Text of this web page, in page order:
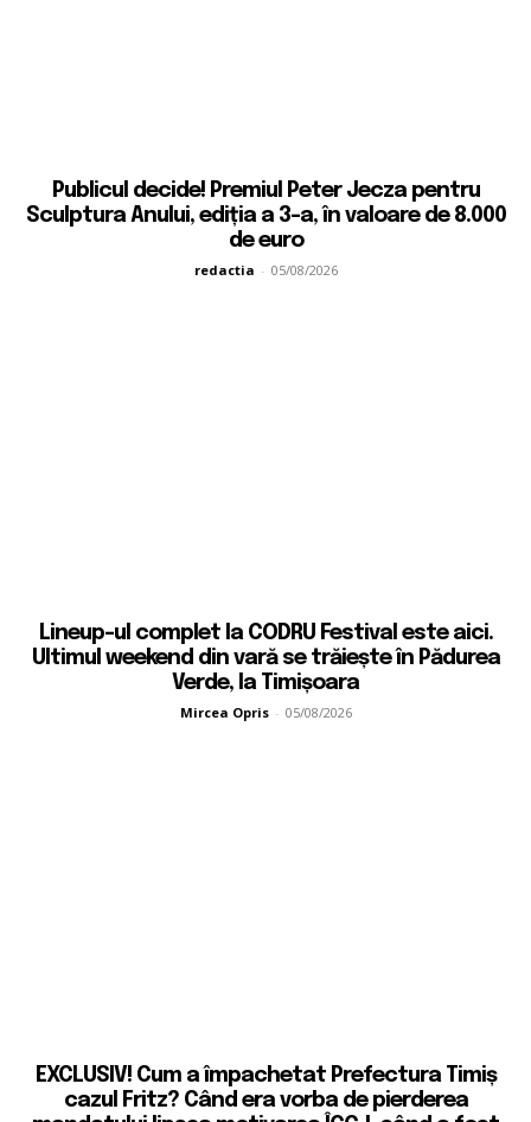
Publicul decide! Premiul Peter Jecza pentru
Sculptura Anului, ediția a 3-a, în valoare de 8.000
de euro
redactia - 05/08/2026
Lineup-ul complet la CODRU Festival este aici.
Ultimul weekend din vară se trăiește în Pădurea
Verde, la Timișoara
Mircea Opris - 05/08/2026
EXCLUSIV! Cum a împachetat Prefectura Timiș
cazul Fritz? Când era vorba de pierderea